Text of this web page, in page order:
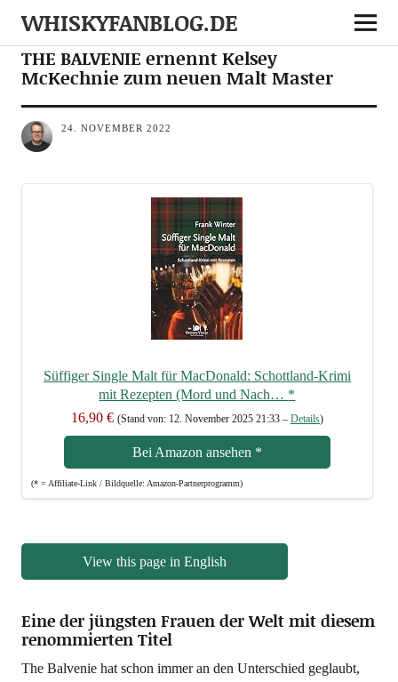
WHISKYFANBLOG.DE
NEWS
THE BALVENIE ernennt Kelsey
McKechnie zum neuen Malt Master
24. NOVEMBER 2022
Süf­fi­ger Sin­gle Malt für Mac­Do­nald: Schott­land-Kri­mi
mit Rezep­ten (Mord und Nach… *
16,90 € (Stand von: 12. Novem­ber 2025 21:33 – Details)
Bei Ama­zon anse­hen *
(* = Affi­lia­te-Link / Bild­quel­le: Amazon-Partnerprogramm)
View this page in English
Eine der jüngsten Frauen der Welt mit diesem
renommierten Titel
The Bal­ve­nie hat schon immer an den Unter­schied geglaubt,